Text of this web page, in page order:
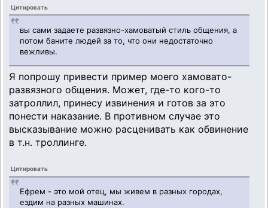
Цитировать
вы сами задаете развязно-хамоватый стиль общения, а
потом баните людей за то, что они недостаточно
вежливы.
Я попрошу привести пример моего хамовато-
развязного общения. Может, где-то кого-то
затроллил, принесу извинения и готов за это
понести наказание. В противном случае это
высказывание можно расценивать как обвинение
в т.н. троллинге.
Цитировать
Ефрем - это мой отец, мы живем в разных городах,
ездим на разных машинах.